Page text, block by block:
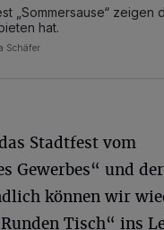
„Sommersause“ zeigen
hat.
Schäfer
Stadtfest vom
Gewerbes“ und der
können wir
Tisch“ ins